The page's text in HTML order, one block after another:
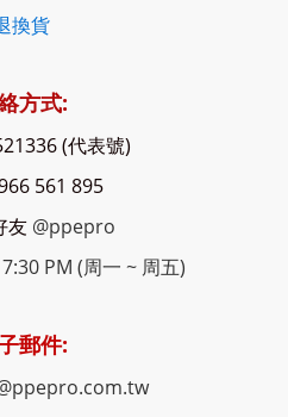
換貨
方式:
(代表號)
561 895
友 @ppepro
PM (周一 ~ 周五)
郵件: